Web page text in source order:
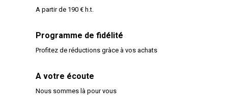
A partir de 190 € h.t.
Programme de fidélité
Profitez de réductions gràce à vos achats
A votre écoute
Nous sommes là pour vous